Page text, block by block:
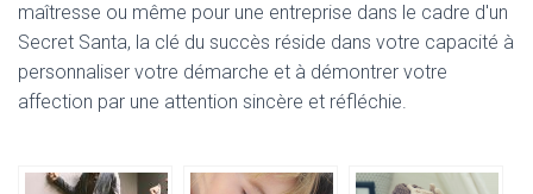
maîtresse ou même pour une entreprise dans le cadre d'un
Secret Santa, la clé du succès réside dans votre capacité à
personnaliser votre démarche et à démontrer votre
affection par une attention sincère et réfléchie.